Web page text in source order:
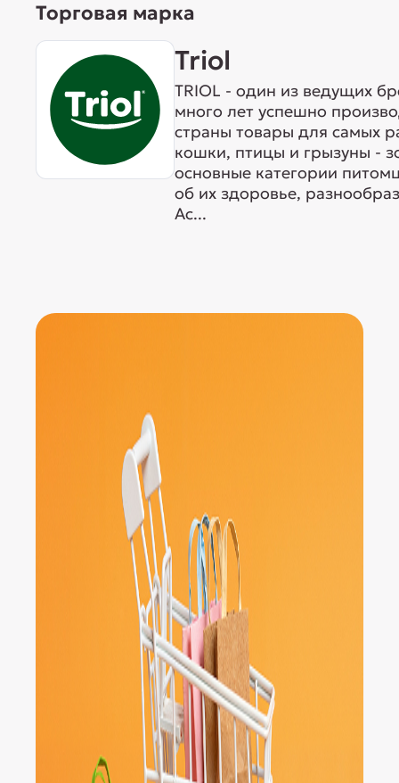
Торговая марка
Triol
TRIOL - один из ведущих
много лет успешно
страны товары для самых
кошки, птицы и грызуны -
основные категории
об их здоровье,
Ас...